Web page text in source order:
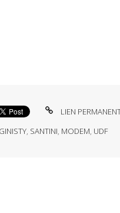
LIEN
GINISTY, SANTINI, MODEM, UDF